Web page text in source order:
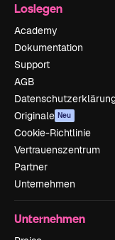
Loslegen
Academy
Dokumentation
Support
AGB
Originale Neu
Cookie-Richtlinie
Vertrauenszentrum
Partner
Unternehmen
Unternehmen